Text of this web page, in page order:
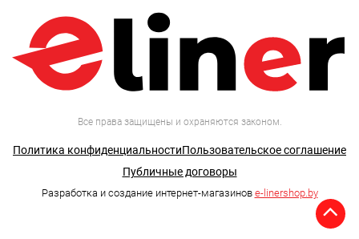
Все права защищены и охраняются законом.
Политика конфиденциальностиПользовательское соглашение
Публичные договоры
Разработка и создание интернет-магазинов e-linershop.by